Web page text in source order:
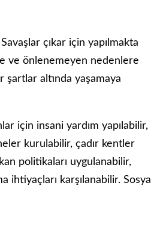
çıkar için yapılmakta
ve önlenemeyen nedenlere
şartlar altında yaşamaya
için insani yardım yapılabilir,
kurulabilir, çadır kentler
politikaları uygulanabilir,
ihtiyaçları karşılanabilir. Sosyal